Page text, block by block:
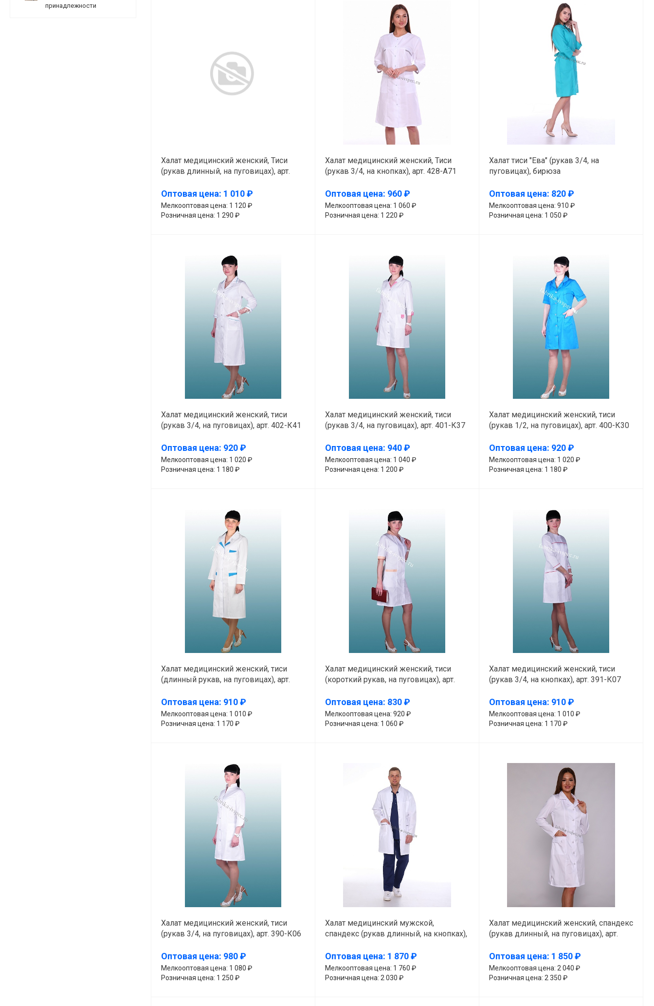
принадлежности
Халат медицинский женский, Тиси
(рукав длинный, на пуговицах), арт.
Оптовая цена: 1 010 ₽
Мелкооптовая цена: 1 120 ₽
Розничная цена: 1 290 ₽
Халат медицинский женский, Тиси
(рукав 3/4, на кнопках), арт. 428-А71
Оптовая цена: 960 ₽
Мелкооптовая цена: 1 060 ₽
Розничная цена: 1 220 ₽
Халат тиси "Ева" (рукав 3/4, на
пуговицах), бирюза
Оптовая цена: 820 ₽
Мелкооптовая цена: 910 ₽
Розничная цена: 1 050 ₽
Халат медицинский женский, тиси
(рукав 3/4, на пуговицах), арт. 402-К41
Оптовая цена: 920 ₽
Мелкооптовая цена: 1 020 ₽
Розничная цена: 1 180 ₽
Халат медицинский женский, тиси
(рукав 3/4, на пуговицах), арт. 401-К37
Оптовая цена: 940 ₽
Мелкооптовая цена: 1 040 ₽
Розничная цена: 1 200 ₽
Халат медицинский женский, тиси
(рукав 1/2, на пуговицах), арт. 400-К30
Оптовая цена: 920 ₽
Мелкооптовая цена: 1 020 ₽
Розничная цена: 1 180 ₽
Халат медицинский женский, тиси
(длинный рукав, на пуговицах), арт.
Оптовая цена: 910 ₽
Мелкооптовая цена: 1 010 ₽
Розничная цена: 1 170 ₽
Халат медицинский женский, тиси
(короткий рукав, на пуговицах), арт.
Оптовая цена: 830 ₽
Мелкооптовая цена: 920 ₽
Розничная цена: 1 060 ₽
Халат медицинский женский, тиси
(рукав 3/4, на кнопках), арт. 391-К07
Оптовая цена: 910 ₽
Мелкооптовая цена: 1 010 ₽
Розничная цена: 1 170 ₽
Халат медицинский женский, тиси
(рукав 3/4, на пуговицах), арт. 390-К06
Оптовая цена: 980 ₽
Мелкооптовая цена: 1 080 ₽
Розничная цена: 1 250 ₽
Халат медицинский мужской,
спандекс (рукав длинный, на кнопках),
Оптовая цена: 1 870 ₽
Мелкооптовая цена: 1 760 ₽
Розничная цена: 2 030 ₽
Халат медицинский женский, спандекс
(рукав длинный, на пуговицах), арт.
Оптовая цена: 1 850 ₽
Мелкооптовая цена: 2 040 ₽
Розничная цена: 2 350 ₽